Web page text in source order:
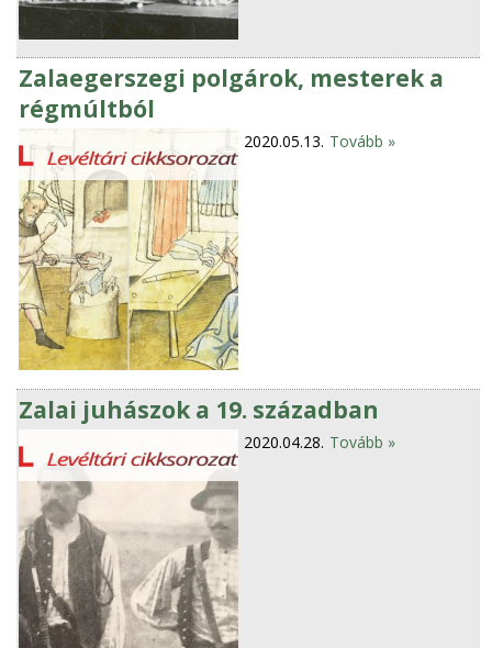
Zalaegerszegi polgárok, mesterek a
régmúltból
2020.05.13. Tovább »
Zalai juhászok a 19. században
2020.04.28. Tovább »